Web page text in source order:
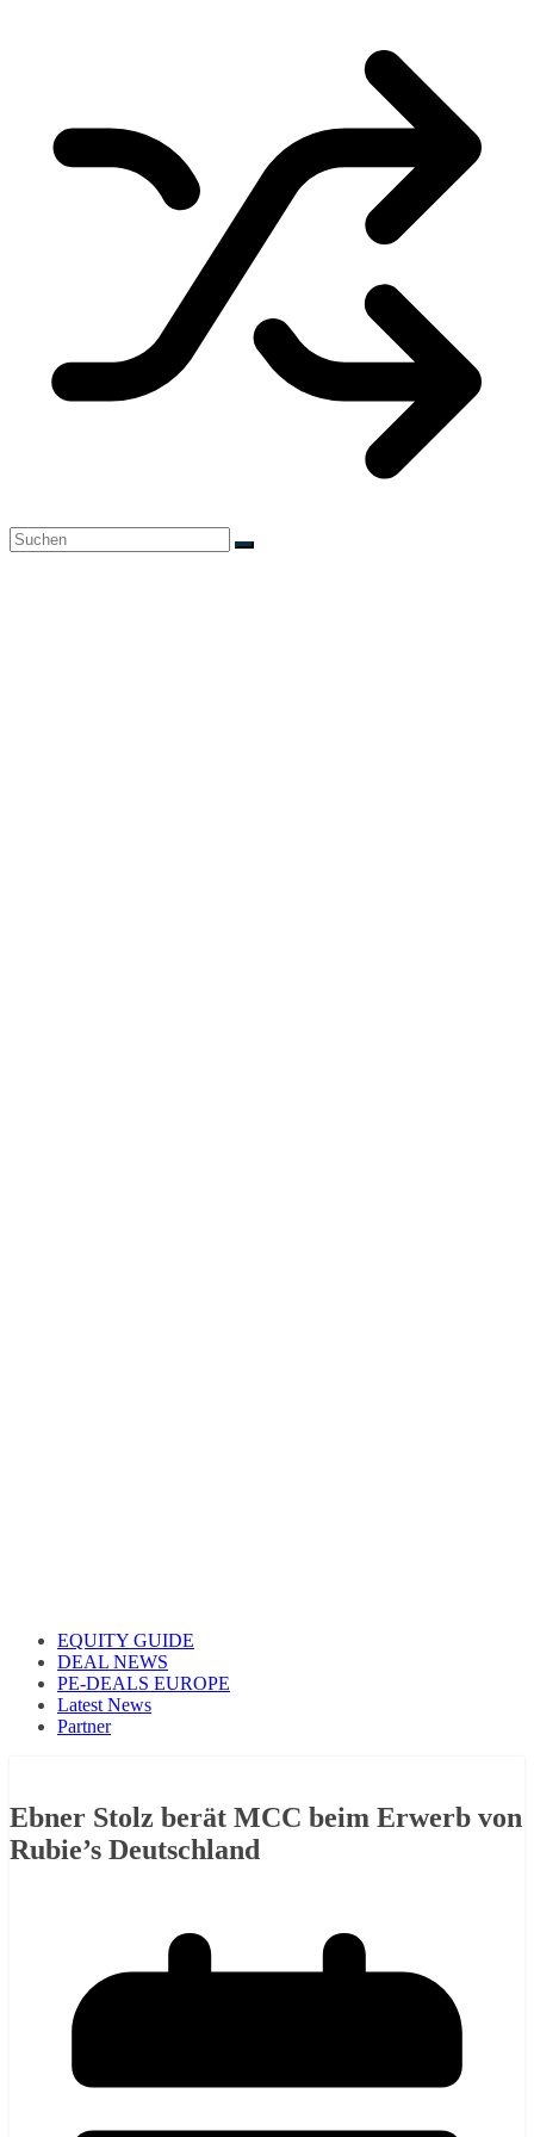
EQUITY GUIDE
DEAL NEWS
PE-DEALS EUROPE
Latest News
Partner
Ebner Stolz berät MCC beim Erwerb von
Rubie’s Deutschland